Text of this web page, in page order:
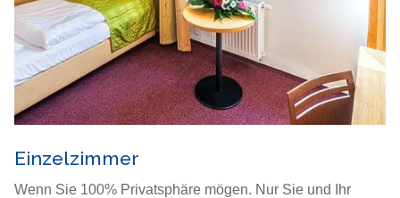
Einzelzimmer
Wenn Sie 100% Privatsphäre mögen. Nur Sie und Ihr